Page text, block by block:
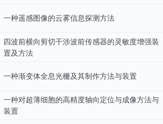
一种遥感图像的云雾信息探测方法
四波前横向剪切干涉波前传感器的灵敏度增强装
置及方法
一种渐变体全息光栅及其制作方法与装置
一种对超薄细胞的高精度轴向定位与成像方法与
装置